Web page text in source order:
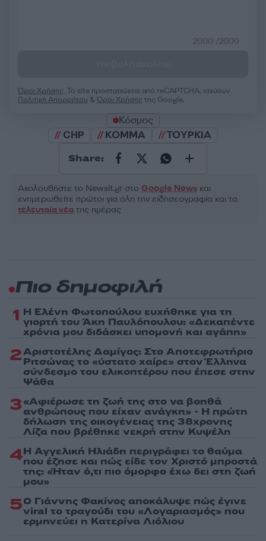
2000 /2000
Όροι Χρήσης. Το site προστατεύεται από reCAPTCHA, ισχύουν
Πολιτική Απορρήτου &Όροι Χρήσης της Google.
Κόσμος
CHP
ΚΟΜΜΑ ΤΟΥΡΚΙΑ
Share:
Ακολουθήστε το Νewsit.gr στο Google News και
ενημερωθείτε πρώτοι για όλη την ειδησεογραφία και τα
τελευταία νέα της ημέρας
Πιο δημοφιλή
1 Η Ελένη Φωτοπούλου ευχήθηκε για τη
γιορτή του Άκη Παυλόπουλου: «Δεκαπέντε
χρόνια μου διδάσκει υπομονή και αγάπη»
2Αριστοτέλης Δαμίγος: Στο Αποτεφρωτήριο
Ριτσώνας το «ύστατο χαίρε» στον Έλληνα
σύνδεσμο του ελικοπτέρου που έπεσε στην
Ψάθα
3«Αφιέρωσε τη ζωή της στο να βοηθά
ανθρώπους που είχαν ανάγκη» - Η πρώτη
δήλωση της οικογένειας της 38χρονης
Λίζα που βρέθηκε νεκρή στην Κυψέλη
4Η Αγγελική Ηλιάδη περιγράφει το θαύμα
που έζησε και πώς είδε τον Χριστό μπροστά
της: «Ήταν ό,τι πιο όμορφο έχω δει στη ζωή
μου»
5Ο Γιάννης Φακίνος αποκάλυψε πώς έγινε
viral το τραγούδι του «Λογαριασμός» που
ερμηνεύει η Κατερίνα Λιόλιου